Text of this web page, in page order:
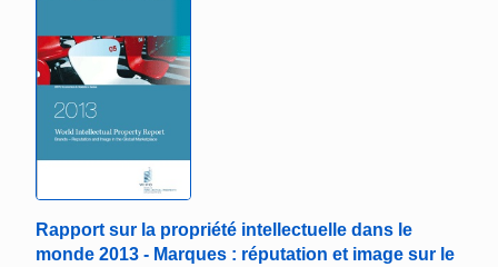
Rapport sur la propriété intellectuelle dans le
monde 2013 - Marques : réputation et image sur le